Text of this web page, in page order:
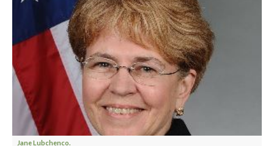
Jane Lubchenco.